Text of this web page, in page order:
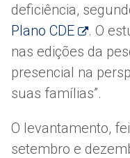
deficiência,
Plano CDE
. O
nas edições da
presencial na
suas famílias”.
O levantamento,
setembro e